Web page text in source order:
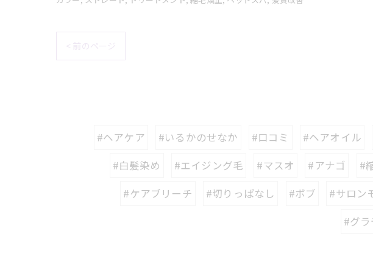
< 前のページ
#ヘアケア #いるかのせなか #口コミ #ヘアオイル
#白髪染め
#エイジング毛 #マスオ #アナゴ #
#ケアブリーチ
#切りっぱなし #ボブ #サロン
#グ